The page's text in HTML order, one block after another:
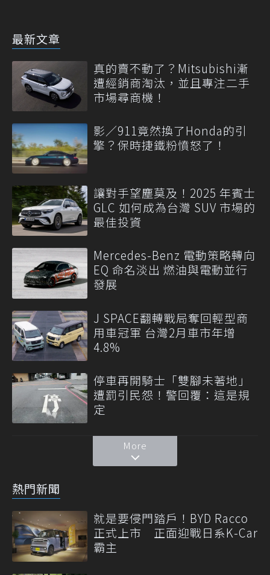
最新文章
真的賣不動了？Mitsubishi漸
遭經銷商淘汰，並且專注二手
市場尋商機！
影／911竟然換了Honda的引
擎？保時捷鐵粉憤怒了！
讓對手望塵莫及！2025 年賓士
GLC 如何成為台灣 SUV 市場的
最佳投資
Mercedes-Benz 電動策略轉向
EQ 命名淡出 燃油與電動並行
發展
J SPACE翻轉戰局奪回輕型商
用車冠軍 台灣2月車市年增
4.8%
停車再開騎士「雙腳未著地」
遭罰引民怨！警回覆：這是規
定
More
熱門新聞
就是要侵門踏戶！BYD Racco
正式上市 正面迎戰日系K-Car
霸主